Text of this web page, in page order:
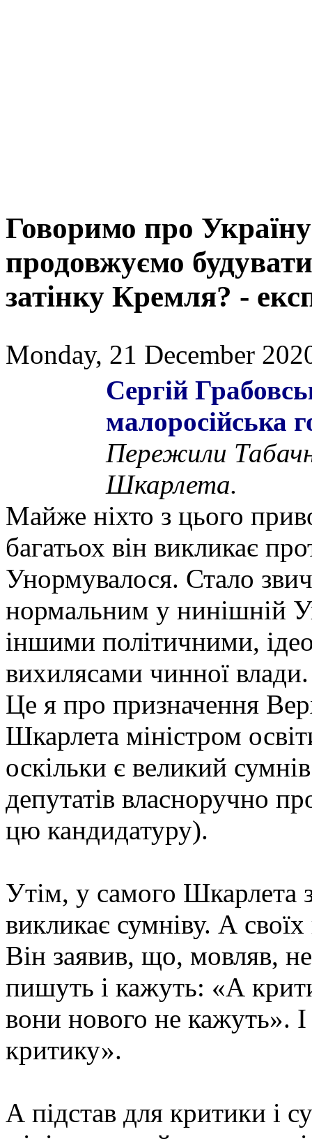
Говоримо про
продовжуємо
затінку Кремля? -
Monday, 21 December
Сергій
малоросійська
Пережили
Шкарлета.
Майже ніхто з цього
багатьох він викликає
Унормувалося. Стало
нормальним у нинішній
іншими політичними,
вихилясами чинної влади.
Це я про призначення
Шкарлета міністром
оскільки є великий
депутатів власноручно
цю кандидатуру).
Утім, у самого Шкарлета
викликає сумніву. А своїх
Він заявив, що, мовляв,
пишуть і кажуть: «А
вони нового не кажуть». І
критику».
А підстав для критики і